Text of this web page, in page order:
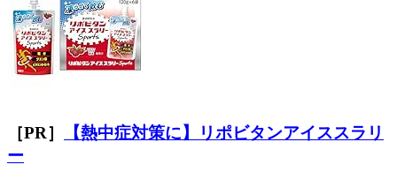
［PR］
【熱中症対策に】リポビタンアイススラリ
ー